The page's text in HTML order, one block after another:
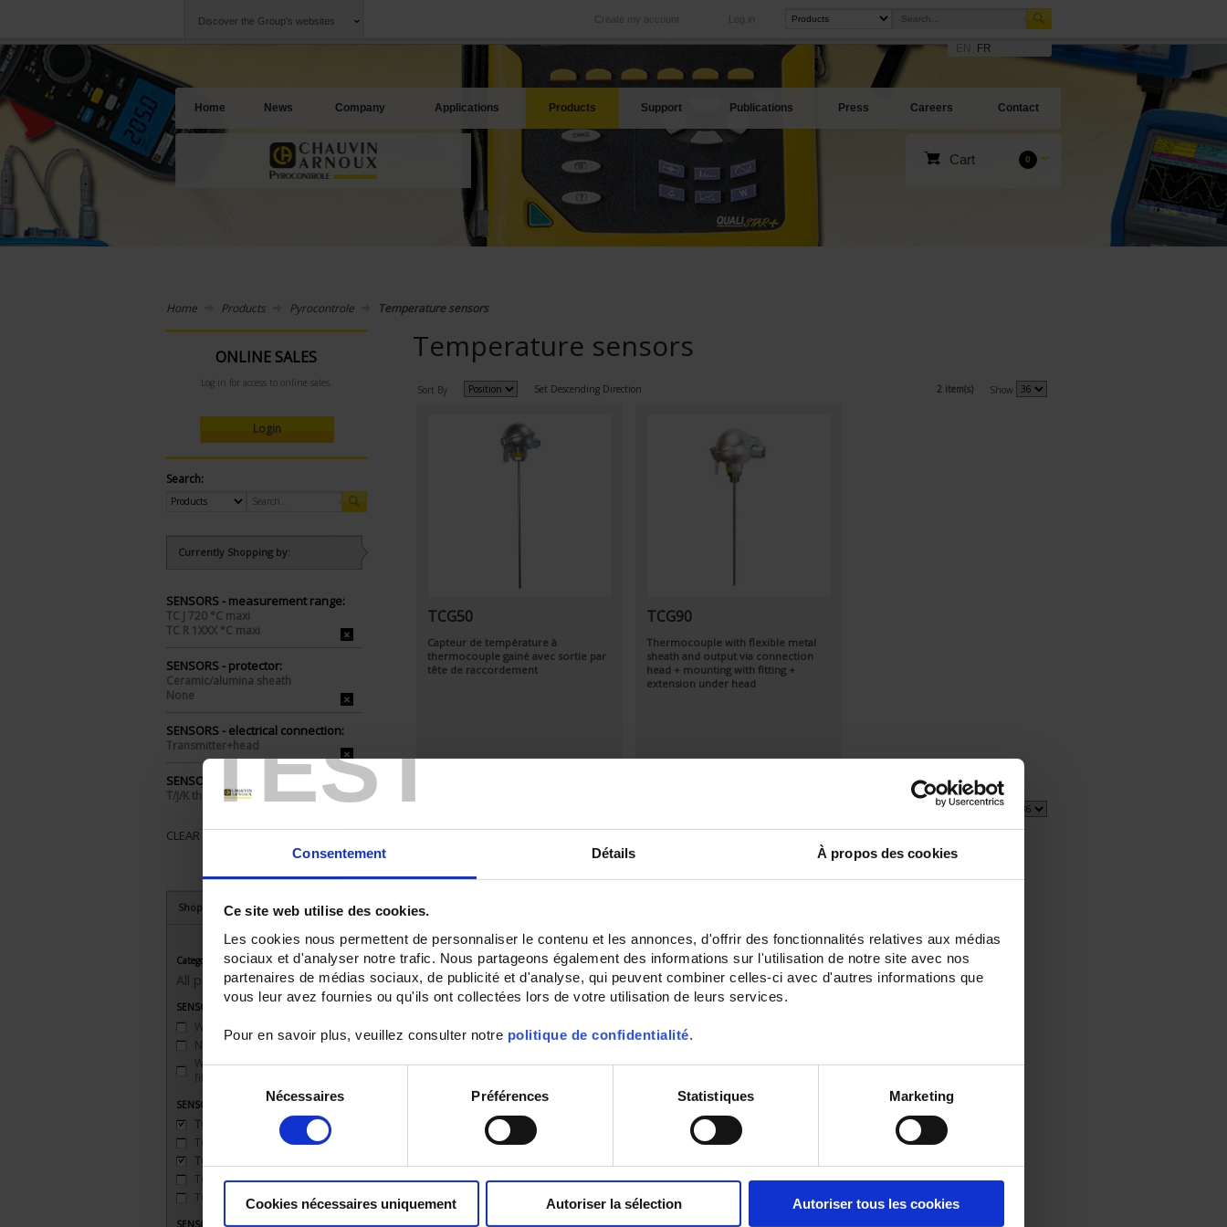
TEST
Consentement Détails À propos des cookies
Ce site web utilise des cookies.
Les cookies nous permettent de personnaliser le contenu et les annonces, d'offrir des fonctionnalités relatives aux médias
sociaux et d'analyser notre trafic. Nous partageons également des informations sur l'utilisation de notre site avec nos
partenaires de médias sociaux, de publicité et d'analyse, qui peuvent combiner celles-ci avec d'autres informations que
vous leur avez fournies ou qu'ils ont collectées lors de votre utilisation de leurs services.
Pour en savoir plus, veuillez consulter notre politique de confidentialité.
Sélection
consentement
Nécessaires Préférences Statistiques Marketing
Cookies nécessaires uniquement Autoriser la sélection Autoriser tous les cookies
Discover the Group's websites Log in
Create my account
International
Our subsidiaries abroad
Our best offers
FR
Home News Company Applications Products Support Publications Press Careers Contact
Cart 0
Home Products Pyrocontrole Temperature sensors
ONLINE SALES
Log in for access to online sales.
Login
Search:
Currently Shopping by:
SENSORS - measurement range:
TC J 720 °C maxi
TC R 1XXX °C maxi
SENSORS - protector:
Ceramic/alumina sheath
None
SENSORS - electrical connection:
Transmitter+head
SENSORS - I/O type:
T/J/K thermocouple
CLEAR ALL
Shop By
Category
All products
SENSORS - mechanical mounting
Welded connection
(1)
None(1)
Watertight compression
fitting
SENSORS - measurement range
TC J 720 °C maxi(2)
TC K 1100 °C maxi(2)
TC R 1XXX °C maxi
TC S 1500 °C maxi(1)
TC T 350 °C maxi
SENSORS - no. of measuring points
Temperature sensors
Sort By Set Descending Direction 2 item(s) Show
TCG50
Capteur de température à
thermocouple gainé avec sortie par
tête de raccordement
TCG90
Thermocouple with flexible metal
sheath and output via connection
head + mounting with fitting +
extension under head
2 item(s) Show